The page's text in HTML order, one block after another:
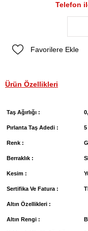
Telefon
Favorilere Ekle
Ürün Özellikleri
Taş Ağırlığı :
Pırlanta Taş Adedi :
Renk :
Berraklık :
Kesim :
Sertifika Ve Fatura :
Altın Özellikleri :
Altın Rengi :